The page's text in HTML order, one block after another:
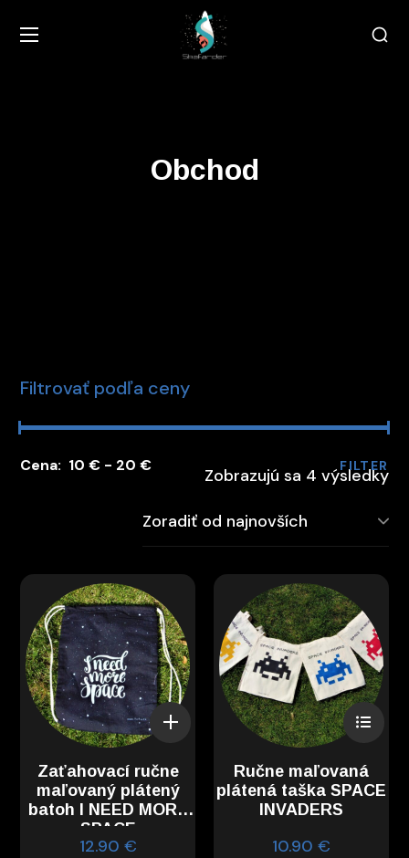
Obchod
Zobrazujú sa 4 výsledky
Zaťahovací ručne
maľovaný plátený
batoh I NEED MORE
SPACE
12.90 €
Ručne maľovaná
plátená taška SPACE
INVADERS
10.90 €
Filtrovať podľa ceny
FILTER
10 € 20 €